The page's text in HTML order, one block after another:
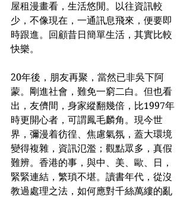
屋租漫畫看，生活悠閒。以往資訊較
少，不像現在，一通訊息飛來，便要即
時跟進。回顧昔日簡單生活，其實比較
快樂。
20年後，朋友再聚，當然已非吳下阿
蒙。剛進社會，難免一窮二白。但也看
出，友儕間，身家縱翻幾倍，比1997年
時更開心者，可謂鳳毛麟角。現今世
界，彌漫着彷徨、焦慮氣氛，蓋大環境
變得複雜，資訊氾濫；觀點眾多，真假
難辨。香港的事，與中、美、歐、日，
緊緊連結，繁瑣不堪。讀書年代，從沒
教過處理之法，如何應對千絲萬縷的亂